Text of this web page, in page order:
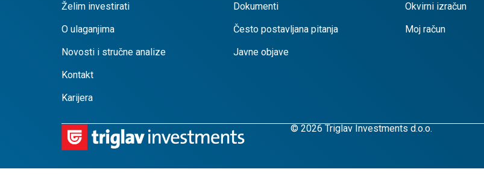
Želim investirati
O ulaganjima
Novosti i stručne analize
Kontakt
Karijera
Dokumenti
Često postavljana pitanja
Javne objave
Okvirni izračun
Moj račun
© 2026 Triglav Investments d.o.o.